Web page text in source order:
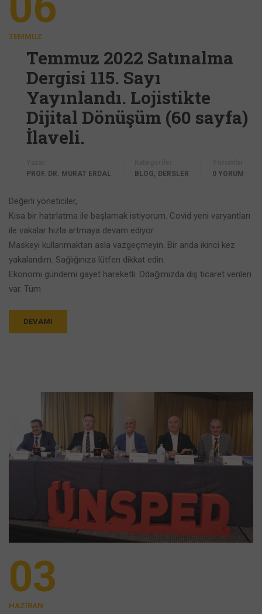
TEMMUZ
Temmuz 2022 Satınalma
Dergisi 115. Sayı
Yayınlandı. Lojistikte
Dijital Dönüşüm (60 sayfa)
İlaveli.
PROF. DR. MURAT ERDAL
BLOG, DERSLER
0 YORUM
Değerli yöneticiler,
Kısa bir hatırlatma ile başlamak istiyorum. Covid yeni varyantları
ile vakalar hızla artmaya devam ediyor.
Maskeyi kullanmaktan asla vazgeçmeyin. Bir anda ikinci kez
yakalandım. Sağlığınıza lütfen dikkat edin.
Ekonomi gündemi gayet hareketli. Odağımızda dış ticaret verileri
var. Tüm
DEVAMI
03
HAZIRAN